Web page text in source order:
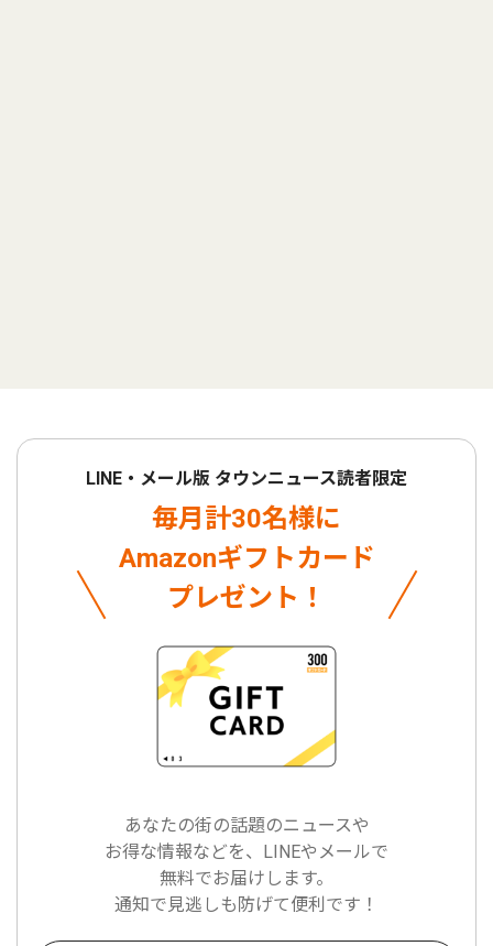
LINE・メール版 タウンニュース読者限定
毎月計30名様に
Amazonギフトカード
プレゼント！
あなたの街の話題のニュースや
お得な情報などを、LINEやメールで
無料でお届けします。
通知で見逃しも防げて便利です！